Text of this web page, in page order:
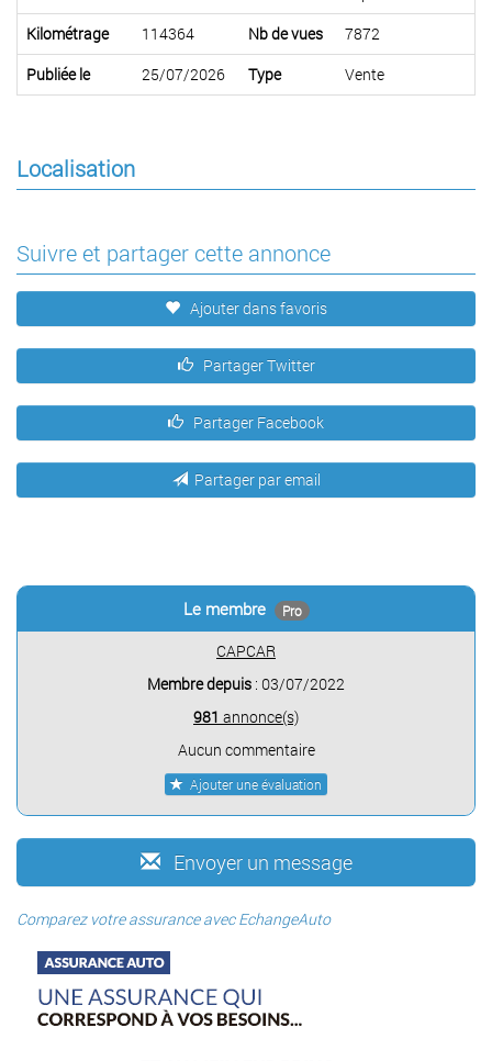
Kilométrage
114364 Nb de vues
7872
Publiée le
25/07/2026 Type Vente
Localisation
Suivre et partager cette annonce
Ajouter dans favoris
Partager Twitter
Partager Facebook
Partager par email
Le membre Pro
CAPCAR
Membre depuis : 03/07/2022
981 annonce(s)
Aucun commentaire
Ajouter une évaluation
Envoyer un message
Comparez votre assurance avec EchangeAuto